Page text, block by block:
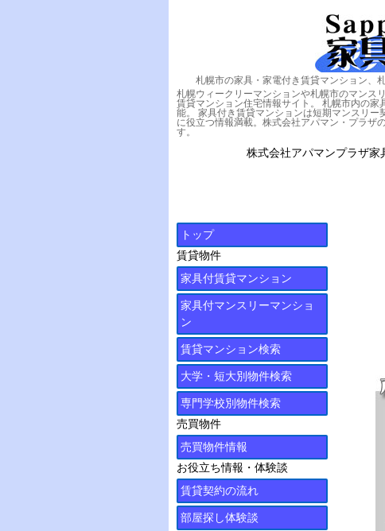
札幌市の家具・家電付き賃貸マンション、
札幌ウィークリーマンションや札幌市のマンス
賃貸マンション住宅情報サイト。 札幌市内の
能。 家具付き賃貸マンションは短期マンスリ
に役立つ情報満載。株式会社アパマン・プラザ
す。
株式会社アパマンプラザ
トップ
賃貸物件
家具付賃貸マンション
家具付マンスリーマンショ
ン
賃貸マンション検索
大学・短大別物件検索
専門学校別物件検索
売買物件
売買物件情報
お役立ち情報・体験談
賃貸契約の流れ
部屋探し体験談